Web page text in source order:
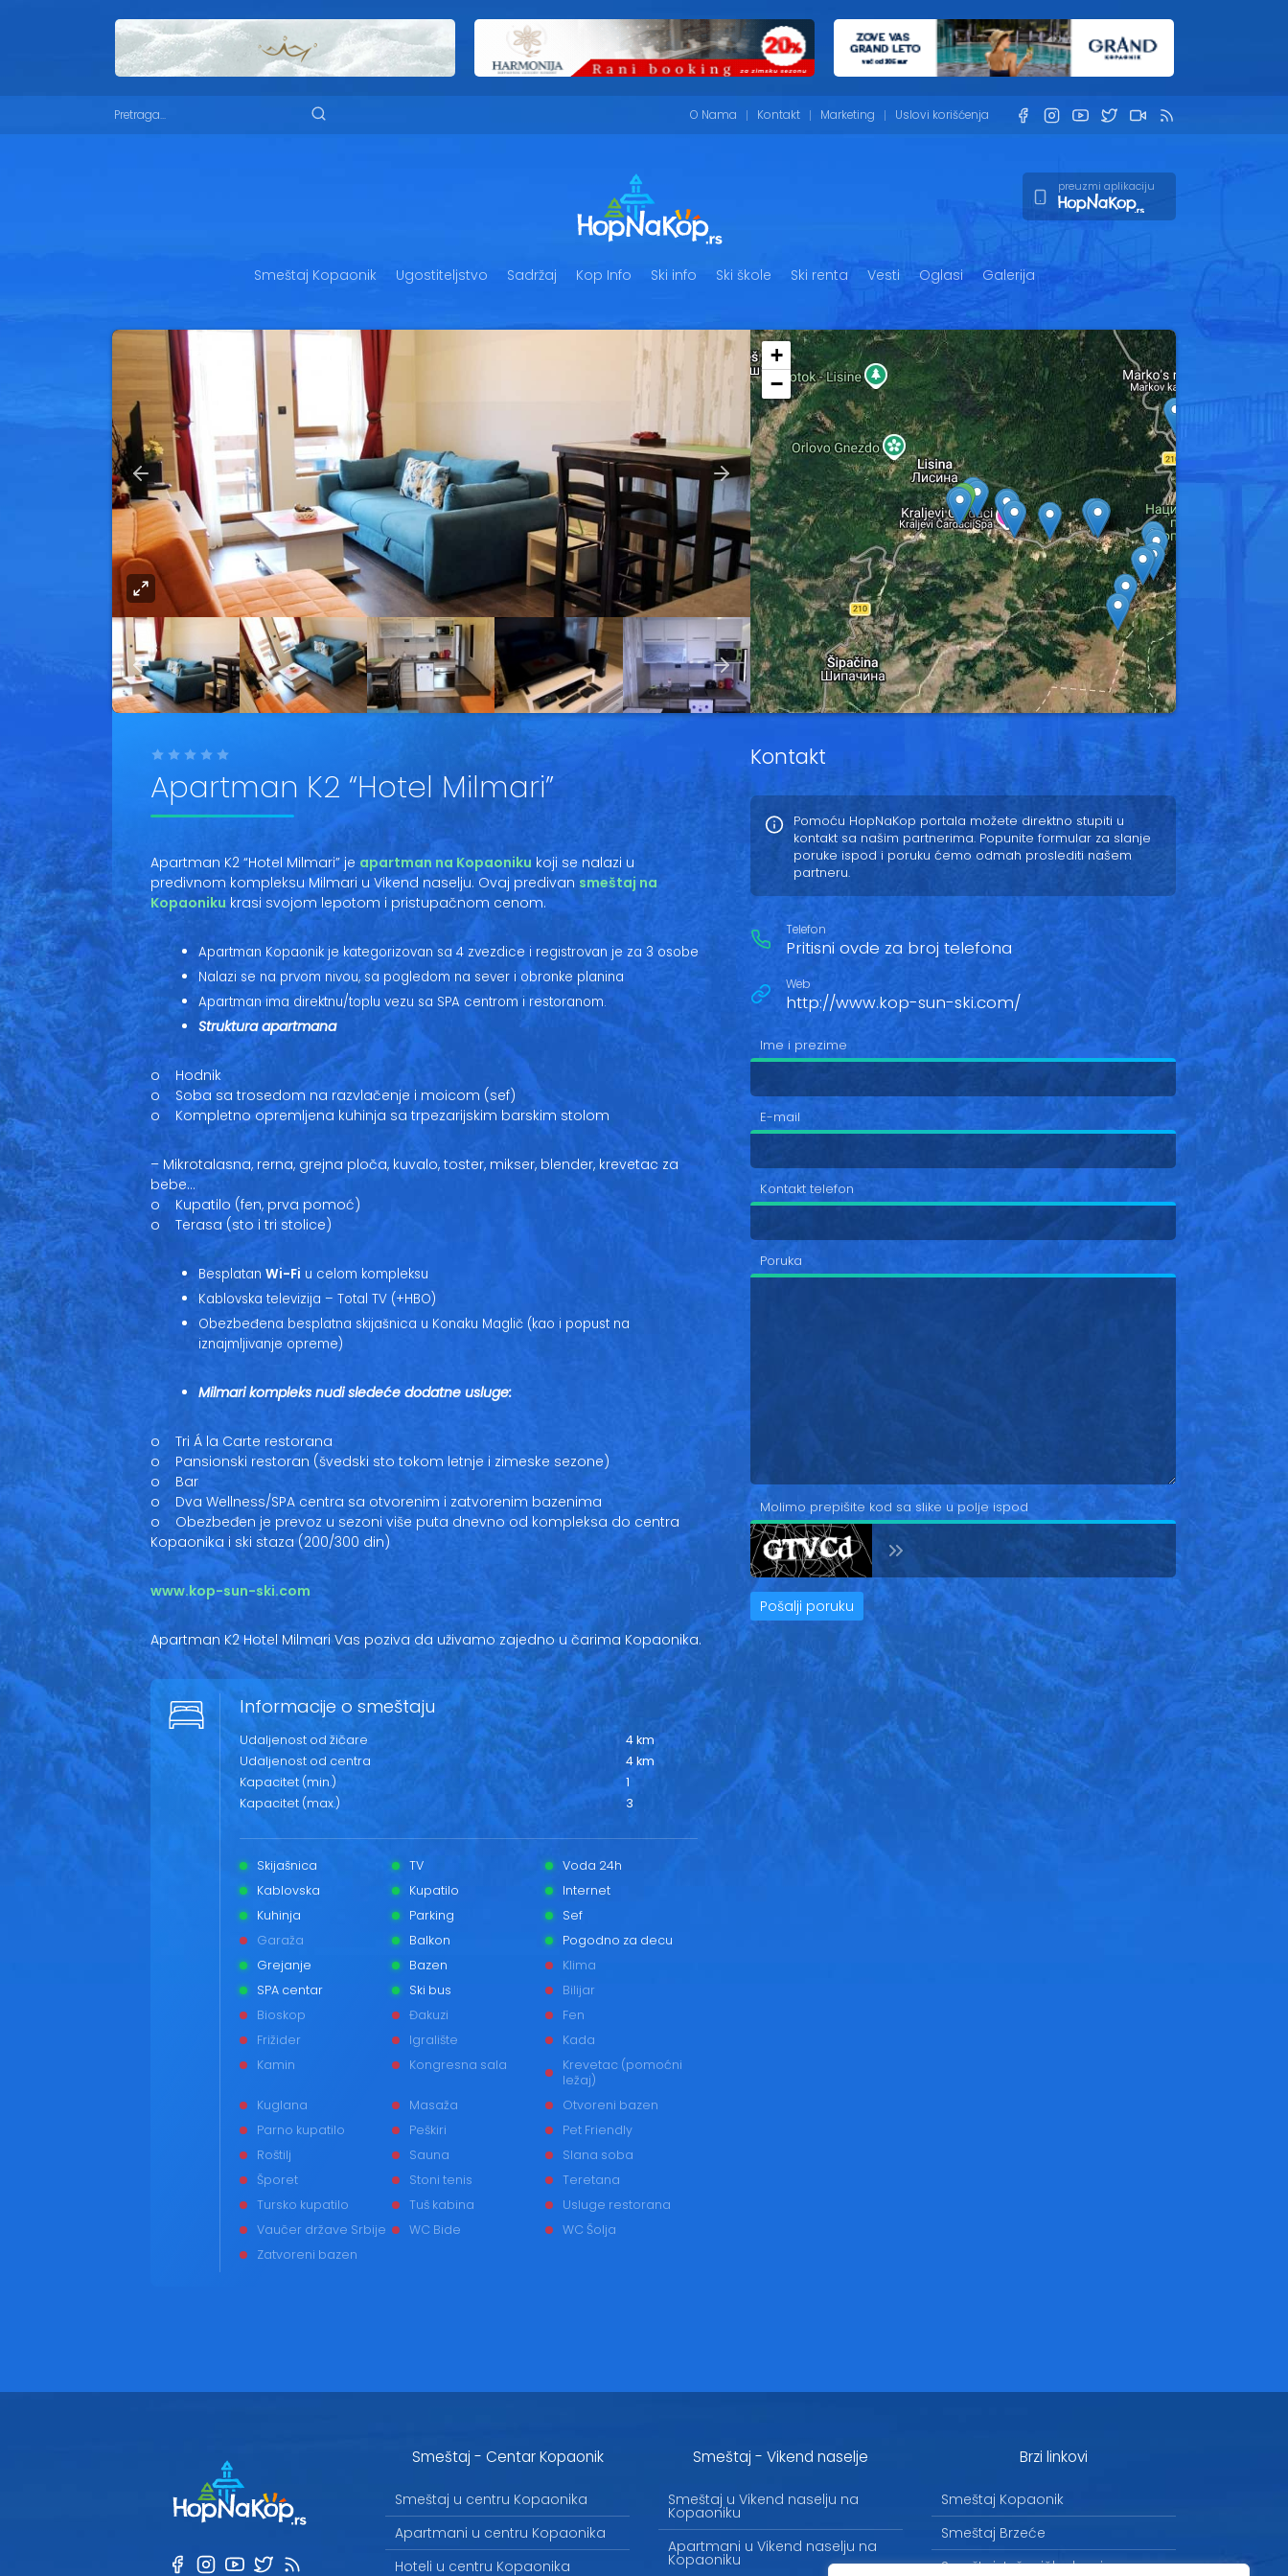
O Nama Kontakt Marketing Uslovi korišćenja
preuzmi aplikaciju
Smeštaj Kopaonik Ugostiteljstvo Sadržaj Kop Info Ski info Ski škole Ski renta Vesti Oglasi Galerija
+
−
Apartman K2 “Hotel Milmari”
Apartman K2 “Hotel Milmari” je apartman na Kopaoniku koji se nalazi u
predivnom kompleksu Milmari u Vikend naselju. Ovaj predivan smeštaj na
Kopaoniku krasi svojom lepotom i pristupačnom cenom.
Apartman Kopaonik je kategorizovan sa 4 zvezdice i registrovan je za 3 osobe
Nalazi se na prvom nivou, sa pogledom na sever i obronke planina
Apartman ima direktnu/toplu vezu sa SPA centrom i restoranom.
Struktura apartmana
o Hodnik
o Soba sa trosedom na razvlačenje i moicom (sef)
o Kompletno opremljena kuhinja sa trpezarijskim barskim stolom
– Mikrotalasna, rerna, grejna ploča, kuvalo, toster, mikser, blender, krevetac za
bebe…
o Kupatilo (fen, prva pomoć)
o Terasa (sto i tri stolice)
Besplatan Wi-Fi u celom kompleksu
Kablovska televizija – Total TV (+HBO)
Obezbeđena besplatna skijašnica u Konaku Maglič (kao i popust na
iznajmljivanje opreme)
Milmari kompleks nudi sledeće dodatne usluge:
o Tri Á la Carte restorana
o Pansionski restoran (švedski sto tokom letnje i zimeske sezone)
o Bar
o Dva Wellness/SPA centra sa otvorenim i zatvorenim bazenima
o Obezbeđen je prevoz u sezoni više puta dnevno od kompleksa do centra
Kopaonika i ski staza (200/300 din)
www.kop-sun-ski.com
Apartman K2 Hotel Milmari Vas poziva da uživamo zajedno u čarima Kopaonika.
Informacije o smeštaju
Udaljenost od žičare
4 km
Udaljenost od centra
4 km
Kapacitet (min.)
1
Kapacitet (max.)
3
Skijašnica TV
Voda 24h
Kablovska
Kupatilo
Internet
Kuhinja
Parking
Sef
Garaža
Balkon
Pogodno za decu
Grejanje
Bazen
Klima
SPA centar
Ski bus
Bilijar
Bioskop
Đakuzi
Fen
Frižider
Igralište
Kada
Kamin
Kongresna sala
Krevetac (pomoćni
ležaj)
Kuglana
Masaža
Otvoreni bazen
Parno kupatilo
Peškiri
Pet Friendly
Roštilj
Sauna
Slana soba
Šporet
Stoni tenis
Teretana
Tursko kupatilo
Tuš kabina
Usluge restorana
Vaučer države Srbije
WC Bide
WC Šolja
Zatvoreni bazen
Kontakt
Pomoću HopNaKop portala možete direktno stupiti u
kontakt sa našim partnerima. Popunite formular za slanje
poruke ispod i poruku ćemo odmah proslediti našem
partneru.
Telefon
Pritisni ovde za broj telefona
Web
http://www.kop-sun-ski.com/
Ime i prezime
E-mail
Kontakt telefon
Poruka
Molimo prepišite kod sa slike u polje ispod
Pošalji poruku
Smeštaj - Centar Kopaonik
Smeštaj u centru Kopaonika
Apartmani u centru Kopaonika
Hoteli u centru Kopaonika
Smeštaj - Vikend naselje
Smeštaj u Vikend naselju na
Kopaoniku
Apartmani u Vikend naselju na
Kopaoniku
Brzi linkovi
Smeštaj Kopaonik
Smeštaj Brzeće
Smeštaj Jošanička banja